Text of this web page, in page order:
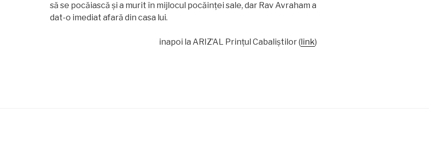
să se pocăiască și a murit în mijlocul pocăinței sale, dar Rav Avraham a
dat-o imediat afară din casa lui.
inapoi la ARIZ’AL Prinţul Cabaliştilor ( link)